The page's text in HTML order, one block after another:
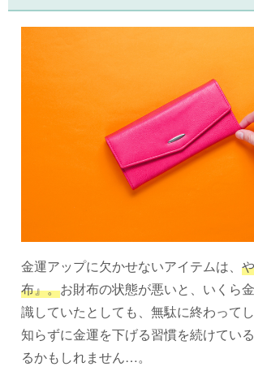
金運アップに欠かせないアイテムは、
布』。お財布の状態が悪いと、いくら
識していたとしても、無駄に終わってし
知らずに金運を下げる習慣を続けてい
るかもしれません…。